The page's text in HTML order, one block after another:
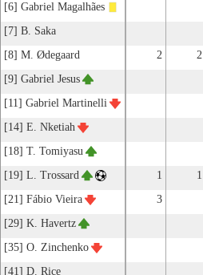
[6] Gabriel Magalhães
[7] B. Saka
[8] M. Ødegaard
2 2
[9] Gabriel Jesus
[11] Gabriel Martinelli
[14] E. Nketiah
[18] T. Tomiyasu
[19] L. Trossard
1 1
[21] Fábio Vieira
3
[29] K. Havertz
[35] O. Zinchenko
[41] D. Rice